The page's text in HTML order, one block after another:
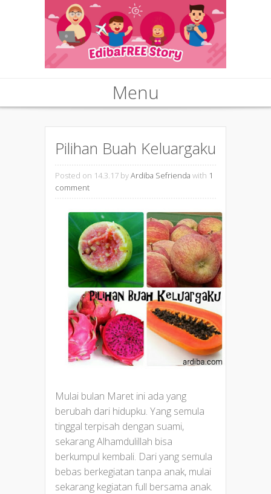
Menu
Pilihan Buah Keluargaku
Posted on 14.3.17 byArdiba Sefrienda with 1
comment
Mulai bulan Maret ini ada yang
berubah dari hidupku. Yang semula
tinggal terpisah dengan suami,
sekarang Alhamdulillah bisa
berkumpul kembali. Dari yang semula
bebas berkegiatan tanpa anak, mulai
sekarang kegiatan full bersama anak.